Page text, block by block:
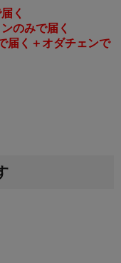
く
のみで届く
届く＋オダチェンで